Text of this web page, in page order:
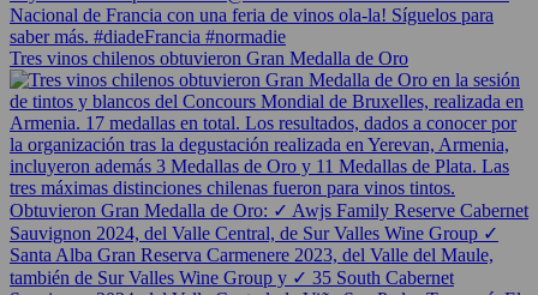
Tres vinos chilenos obtuvieron Gran Medalla de Oro